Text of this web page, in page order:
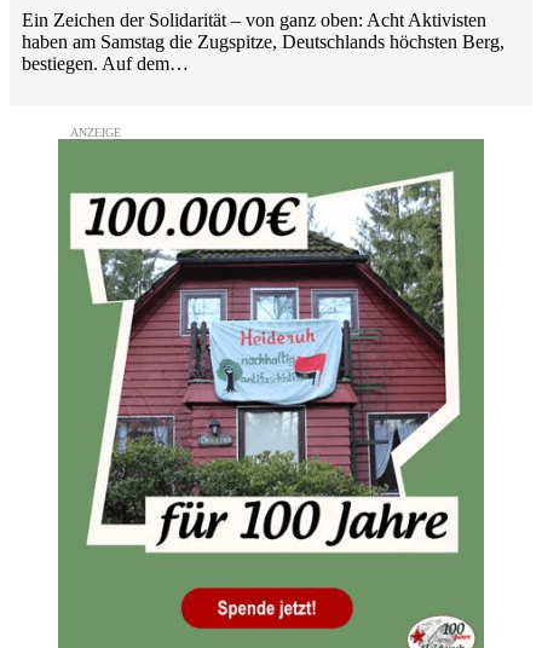
Ein Zeichen der Solidarität – von ganz oben: Acht Aktivisten
haben am Samstag die Zugspitze, Deutschlands höchsten Berg,
bestiegen. Auf dem…